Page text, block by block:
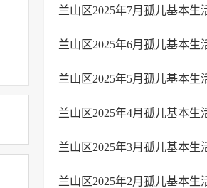
兰山区2025年7月孤儿基本生
兰山区2025年6月孤儿基本生
兰山区2025年5月孤儿基本生
兰山区2025年4月孤儿基本生
兰山区2025年3月孤儿基本生
兰山区2025年2月孤儿基本生